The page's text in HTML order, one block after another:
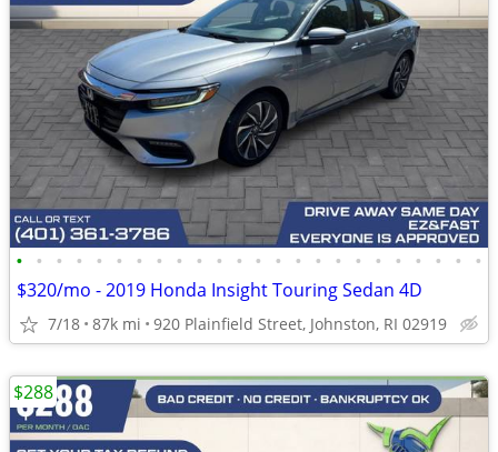
• • • • • • • • • • • • • • • • • • • • • • • •
$320/mo - 2019 Honda Insight Touring Sedan 4D
7/18 87k mi 920 Plainfield Street, Johnston, RI 02919
$288